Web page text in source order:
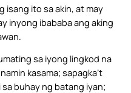
isang ito sa akin, at may
inyong ibababa ang aking
sa iyong lingkod na
kasama; sapagka’t
buhay ng batang iyan;